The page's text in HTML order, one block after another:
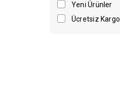
Yeni Ürünler
Ücretsiz Kargo